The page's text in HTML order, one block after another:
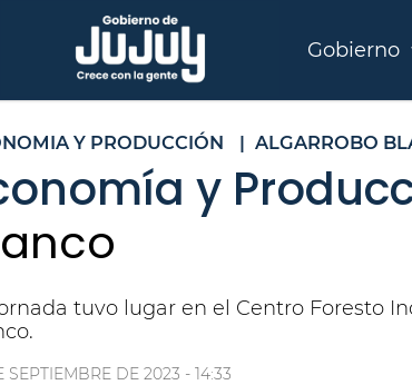
Gobierno
Y PRODUCCIÓN | ALGARROBO
y
tuvo lugar en el Centro Foresto
SEPTIEMBRE DE 2023 - 14:33